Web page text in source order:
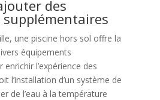
des
une piscine hors sol offre la
équipements
l’expérience des
l’installation d’un système de
de l’eau à la température